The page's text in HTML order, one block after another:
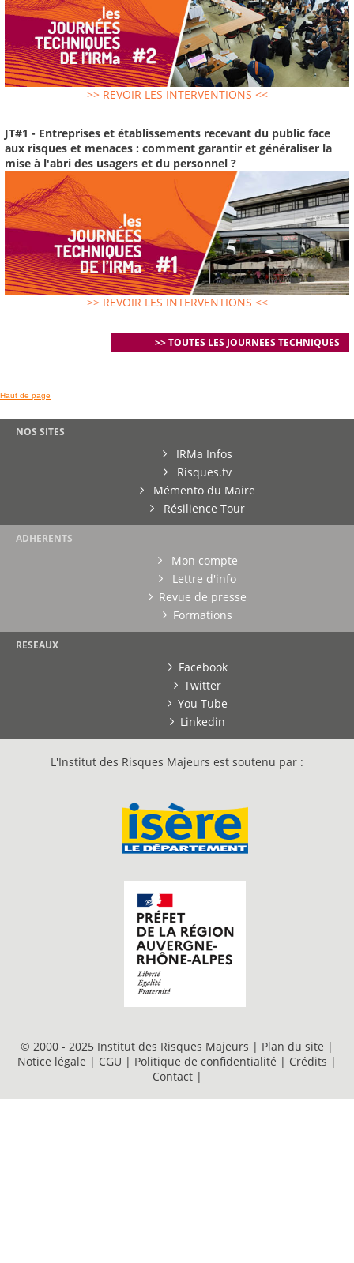
>> REVOIR LES INTERVENTIONS <<
JT#1 - Entreprises et établissements recevant du public face
aux risques et menaces : comment garantir et généraliser la
mise à l'abri des usagers et du personnel ?
>> REVOIR LES INTERVENTIONS <<
>> TOUTES LES JOURNEES TECHNIQUES
Haut de page
NOS SITES
IRMa Infos
Risques.tv
Mémento du Maire
Résilience Tour
ADHERENTS
Mon compte
Lettre d'info
Revue de presse
Formations
RESEAUX
Facebook
Twitter
You Tube
Linkedin
L'Institut des Risques Majeurs est soutenu par :
© 2000 - 2025 Institut des Risques Majeurs | Plan du site |
Notice légale | CGU | Politique de confidentialité | Crédits |
Contact |